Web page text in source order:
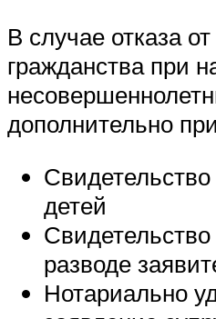
В случае отказа
гражданства при
дополнительно
детей
разводе
Нотариально